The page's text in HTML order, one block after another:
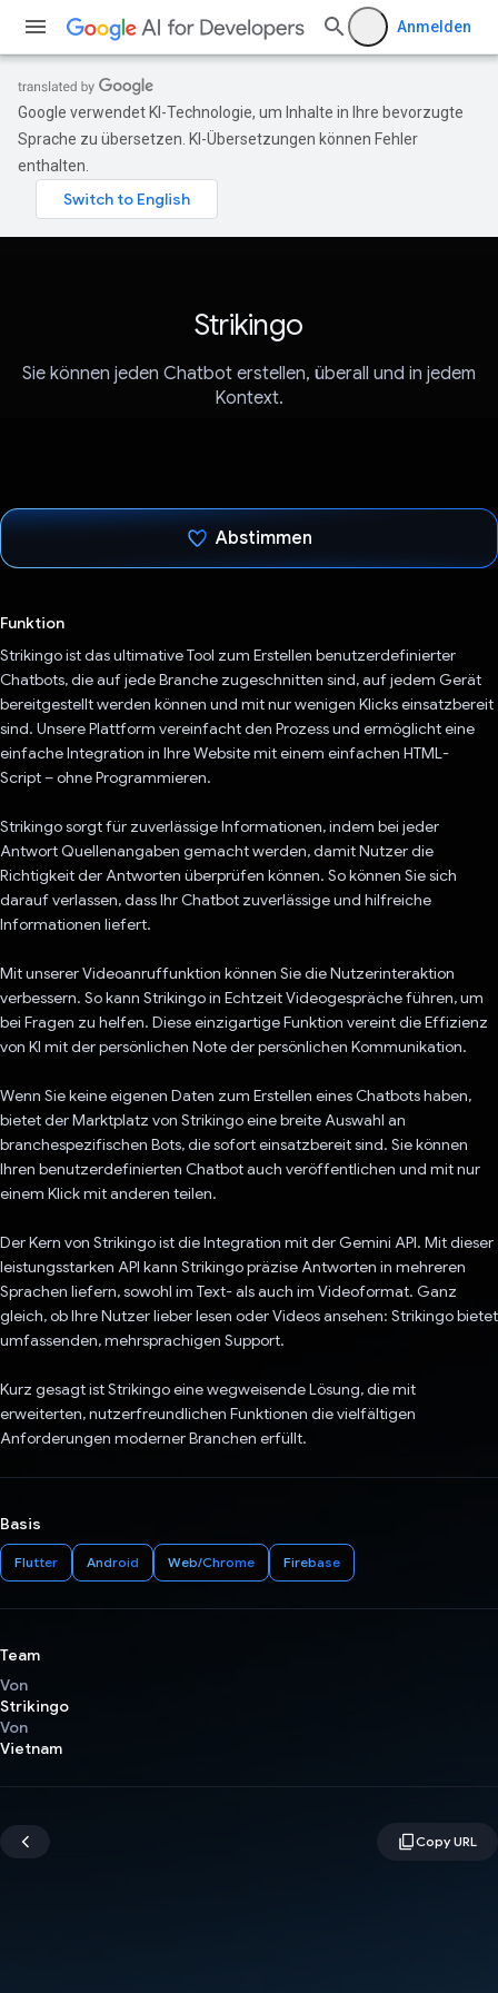
Anmelden
Google verwendet KI-Technologie, um Inhalte in Ihre bevorzugte
Sprache zu übersetzen. KI-Übersetzungen können Fehler
enthalten.
Strikingo
Sie können jeden Chatbot erstellen, überall und in jedem
Kontext.
Abstimmen
Funktion
Strikingo ist das ultimative Tool zum Erstellen benutzerdefinierter
Chatbots, die auf jede Branche zugeschnitten sind, auf jedem Gerät
bereitgestellt werden können und mit nur wenigen Klicks einsatzbereit
sind. Unsere Plattform vereinfacht den Prozess und ermöglicht eine
einfache Integration in Ihre Website mit einem einfachen HTML-
Script – ohne Programmieren.
Strikingo sorgt für zuverlässige Informationen, indem bei jeder
Antwort Quellenangaben gemacht werden, damit Nutzer die
Richtigkeit der Antworten überprüfen können. So können Sie sich
darauf verlassen, dass Ihr Chatbot zuverlässige und hilfreiche
Informationen liefert.
Mit unserer Videoanruffunktion können Sie die Nutzerinteraktion
verbessern. So kann Strikingo in Echtzeit Videogespräche führen, um
bei Fragen zu helfen. Diese einzigartige Funktion vereint die Effizienz
von KI mit der persönlichen Note der persönlichen Kommunikation.
Wenn Sie keine eigenen Daten zum Erstellen eines Chatbots haben,
bietet der Marktplatz von Strikingo eine breite Auswahl an
branchespezifischen Bots, die sofort einsatzbereit sind. Sie können
Ihren benutzerdefinierten Chatbot auch veröffentlichen und mit nur
einem Klick mit anderen teilen.
Der Kern von Strikingo ist die Integration mit der Gemini API. Mit dieser
leistungsstarken API kann Strikingo präzise Antworten in mehreren
Sprachen liefern, sowohl im Text- als auch im Videoformat. Ganz
gleich, ob Ihre Nutzer lieber lesen oder Videos ansehen: Strikingo bietet
umfassenden, mehrsprachigen Support.
Kurz gesagt ist Strikingo eine wegweisende Lösung, die mit
erweiterten, nutzerfreundlichen Funktionen die vielfältigen
Anforderungen moderner Branchen erfüllt.
Basis
Flutter Android Web/Chrome Firebase
Team
Von
Strikingo
Von
Vietnam